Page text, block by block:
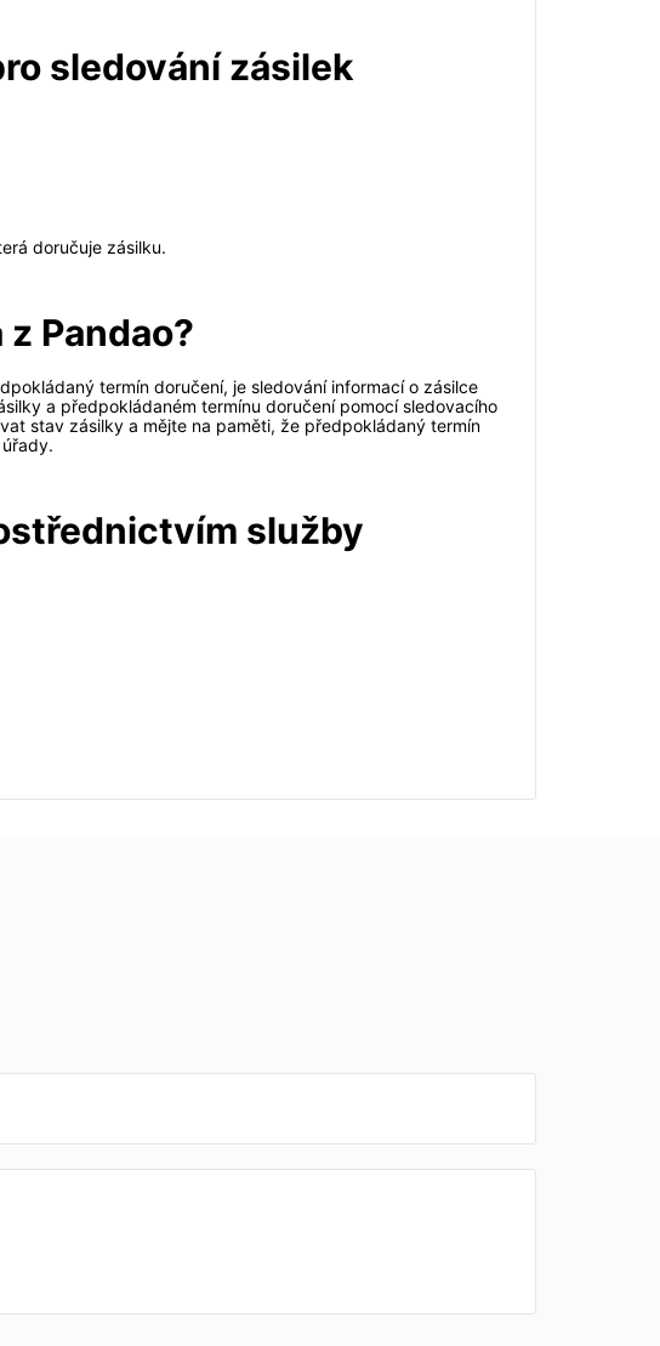
sledování zásilek
doručuje zásilku.
Pandao?
termín doručení, je sledování informací o zásilce
a předpokládaném termínu doručení pomocí sledovacího
stav zásilky a mějte na paměti, že předpokládaný termín
služby